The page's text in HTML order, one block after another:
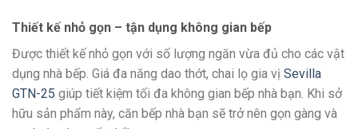
Thiết kế nhỏ gọn – tận dụng không gian bếp
Được thiết kế nhỏ gọn với số lượng ngăn vừa đủ cho các vật
dụng nhà bếp. Giá đa năng dao thớt, chai lọ gia vị Sevilla
GTN-25 giúp tiết kiệm tối đa không gian bếp nhà bạn. Khi sở
hữu sản phẩm này, căn bếp nhà bạn sẽ trở nên gọn gàng và